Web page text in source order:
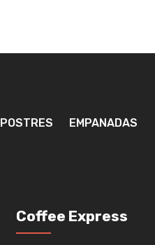
POSTRES EMPANADAS
Coffee Express